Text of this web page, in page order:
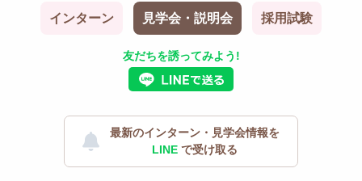
インターン 見学会・説明会 採用試験
友だちを誘ってみよう!
最新のインターン・見学会情報を
LINE で受け取る